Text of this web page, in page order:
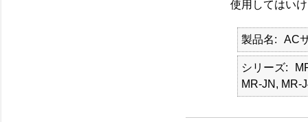
使用してはい
製品名 AC
シリーズ
MR-JN, MR-